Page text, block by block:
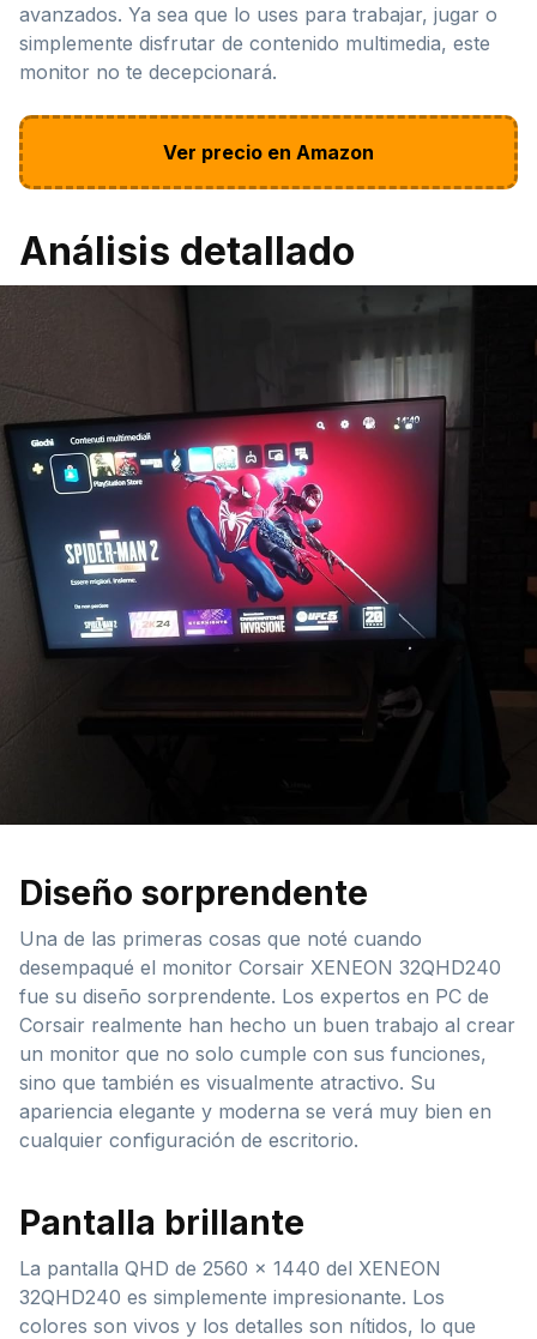
avanzados. Ya sea que lo uses para trabajar, jugar o
simplemente disfrutar de contenido multimedia, este
monitor no te decepcionará.
Ver precio en Amazon
Análisis detallado
Diseño sorprendente
Una de las primeras cosas que noté cuando
desempaqué el monitor Corsair XENEON 32QHD240
fue su diseño sorprendente. Los expertos en PC de
Corsair realmente han hecho un buen trabajo al crear
un monitor que no solo cumple con sus funciones,
sino que también es visualmente atractivo. Su
apariencia elegante y moderna se verá muy bien en
cualquier configuración de escritorio.
Pantalla brillante
La pantalla QHD de 2560 x 1440 del XENEON
32QHD240 es simplemente impresionante. Los
colores son vivos y los detalles son nítidos, lo que